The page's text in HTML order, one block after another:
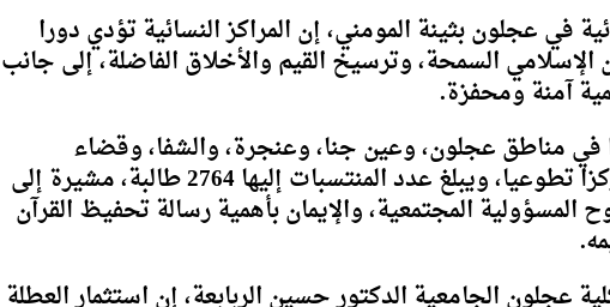
في عجلون بثينة المومني، إن المراكز النسائية تؤدي دورا
الإسلامي السمحة، وترسيخ القيم والأخلاق الفاضلة، إلى جانب
آمنة ومحفزة.
القسم يشرف على 65 مركزا في مناطق عجلون، وعين جنا، وعنجرة، والشفا، وقضاء
عرجان، منها 40 مركزا بإكرامية، و25 مركزا تطوعيا، ويبلغ عدد المنتسبات إليها 2764 طالبة، مشيرة إلى
المجتمعية، والإيمان بأهمية رسالة تحفيظ القرآن
عجلون الجامعية الدكتور حسين الربابعة، إن استثمار العطلة